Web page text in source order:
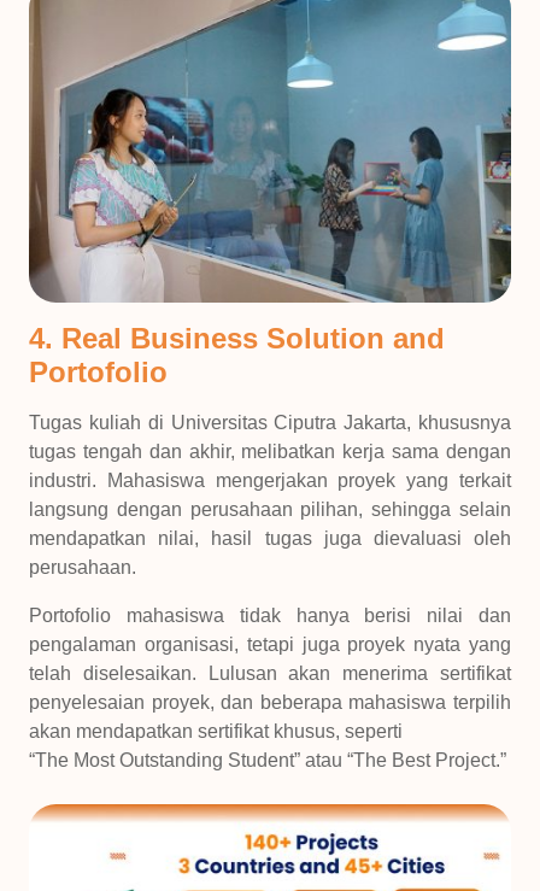
4. Real Business Solution and
Portofolio
Tugas kuliah di Universitas Ciputra Jakarta, khususnya
tugas tengah dan akhir, melibatkan kerja sama dengan
industri. Mahasiswa mengerjakan proyek yang terkait
langsung dengan perusahaan pilihan, sehingga selain
mendapatkan nilai, hasil tugas juga dievaluasi oleh
perusahaan.
Portofolio mahasiswa tidak hanya berisi nilai dan
pengalaman organisasi, tetapi juga proyek nyata yang
telah diselesaikan. Lulusan akan menerima sertifikat
penyelesaian proyek, dan beberapa mahasiswa terpilih
akan mendapatkan sertifikat khusus, seperti
“The Most Outstanding Student” atau “The Best Project.”